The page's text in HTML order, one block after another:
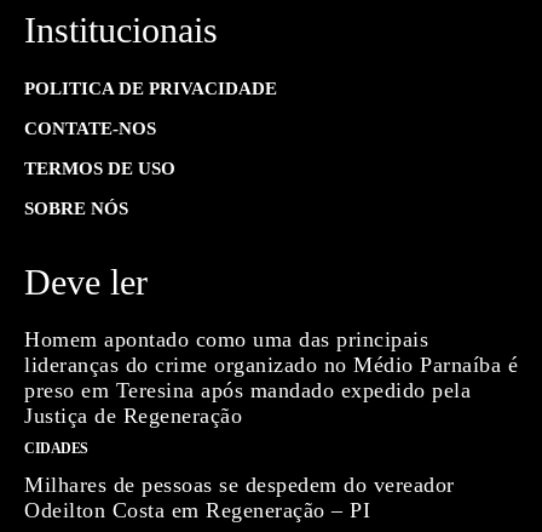
Institucionais
POLITICA DE PRIVACIDADE
CONTATE-NOS
TERMOS DE USO
SOBRE NÓS
Deve ler
Homem apontado como uma das principais
lideranças do crime organizado no Médio Parnaíba é
preso em Teresina após mandado expedido pela
Justiça de Regeneração
CIDADES
Milhares de pessoas se despedem do vereador
Odeilton Costa em Regeneração – PI